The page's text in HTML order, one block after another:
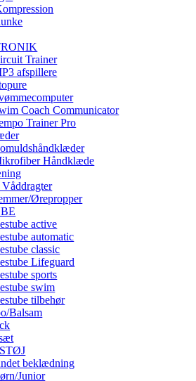
Trainer
afspillere
Coach Communicator
Trainer Pro
Håndklæde
Ørepropper
active
automatic
classic
Lifeguard
sports
swim
tilbehør
Balsam
beklædning
Junior